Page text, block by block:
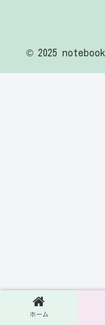
© 2025
ホーム